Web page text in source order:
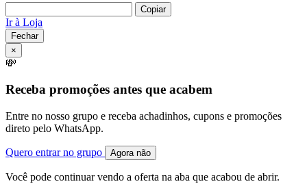
Copiar
Ir à Loja
Fechar
×
💸
Receba promoções antes que acabem
Entre no nosso grupo e receba achadinhos, cupons e promoções
direto pelo WhatsApp.
Quero entrar no grupo Agora não
Você pode continuar vendo a oferta na aba que acabou de abrir.